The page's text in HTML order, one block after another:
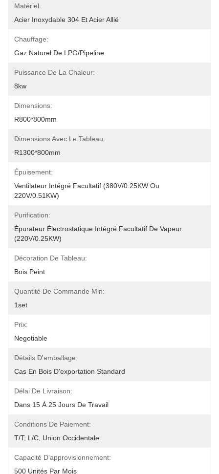
Matériel:
Acier Inoxydable 304 Et Acier Allié
Chauffage:
Gaz Naturel De LPG/Pipeline
Puissance De La Chaleur:
8kw
Dimensions:
R800*800mm
Dimensions Avec Le Tableau:
R1300*800mm
Épuisement:
Ventilateur Intégré Facultatif (380V/0.25KW Ou
220V/0.51KW)
Purification:
Épurateur Électrostatique Intégré Facultatif De Vapeur
(220V/0.25KW)
Décoration De Tableau:
Bois Peint
Quantité De Commande Min:
1set
Prix:
Negotiable
Détails D'emballage:
Cas En Bois D'exportation Standard
Délai De Livraison:
Dans 15 À 25 Jours De Travail
Conditions De Paiement:
T/T, L/C, Union Occidentale
Capacité D'approvisionnement:
500 Unités Par Mois